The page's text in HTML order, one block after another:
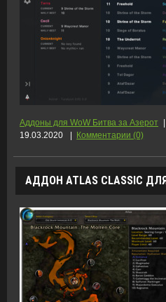
Аддоны для WoW Битва за Азерот |
19.03.2020
| Комментарии (0)
АДДОН ATLAS CLASSIC